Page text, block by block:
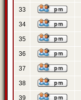
33
34
35
36
37
38
39